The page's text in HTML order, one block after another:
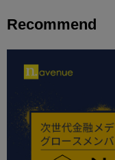
Recommend